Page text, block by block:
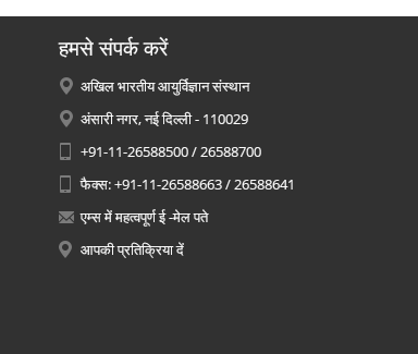
हमसे संपर्क करें
अखिल भारतीय आयुर्विज्ञान संस्थान
अंसारी नगर, नई दिल्ली - 110029
+91-11-26588500 / 26588700
फैक्स: +91-11-26588663 / 26588641
एम्स में महत्वपूर्ण ई -मेल पते
आपकी प्रतिक्रिया दें